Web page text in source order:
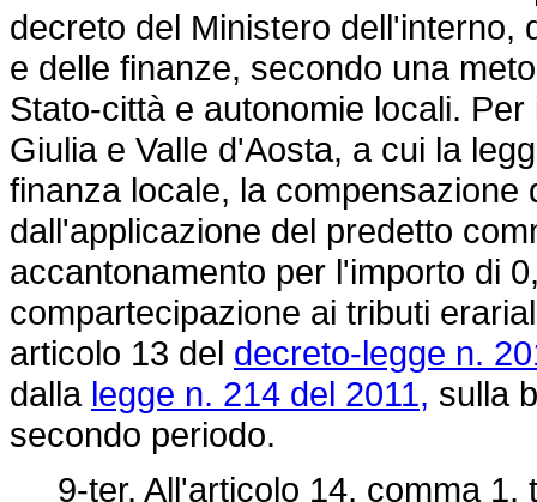
decreto del Ministero dell'interno,
e delle finanze, secondo una
Stato-città e autonomie locali.
Giulia e Valle d'Aosta, a cui la
finanza locale, la
dall'applicazione del predetto
accantonamento per l'importo di
compartecipazione ai tributi
articolo 13 del decreto-legge n.
dalla legge n. 214 del 2011, sulla
secondo periodo.
9-ter. All'articolo 14, comma 1,